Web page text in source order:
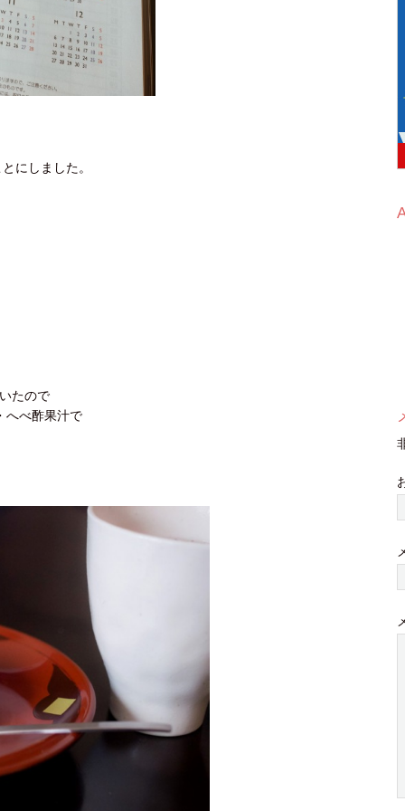
にしました。
たので
へべ酢果汁で